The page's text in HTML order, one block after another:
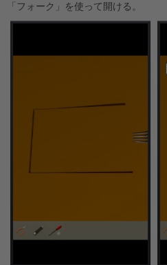
「フォーク」を使って開ける。